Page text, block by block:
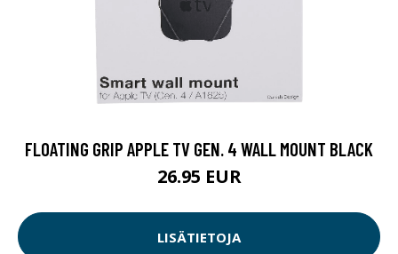
FLOATING GRIP APPLE TV GEN. 4 WALL MOUNT BLACK
26.95 EUR
LISÄTIETOJA